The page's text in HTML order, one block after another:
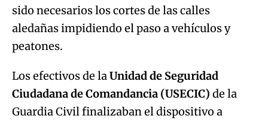
sido necesarios los cortes de las calles
aledañas impidiendo el paso a vehículos y
peatones.
Los efectivos de laUnidad de Seguridad
Ciudadana de Comandancia (USECIC) de la
Guardia Civil finalizaban el dispositivo a